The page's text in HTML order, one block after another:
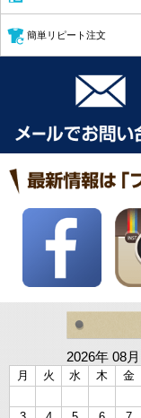
簡単リピート注文
2026年 08月
月 火 水 木 金